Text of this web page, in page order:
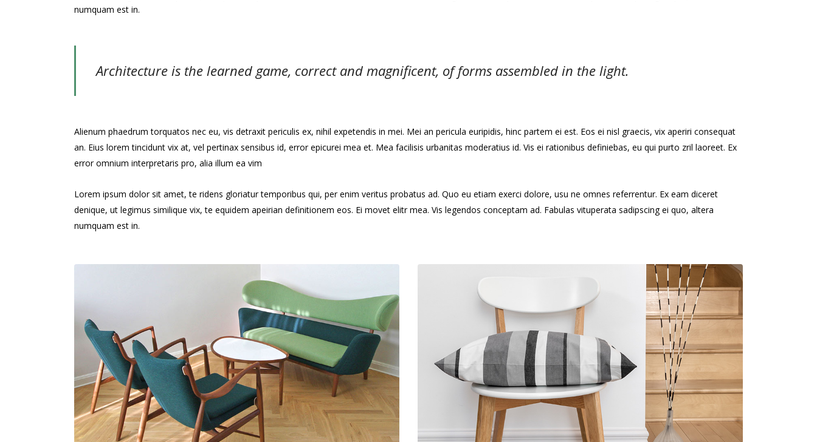
numquam est in.
Architecture is the learned game, correct and magnificent, of forms assembled in the light.
Alienum phaedrum torquatos nec eu, vis detraxit periculis ex, nihil expetendis in mei. Mei an pericula euripidis, hinc partem ei est. Eos ei nisl graecis, vix aperiri consequat
an. Eius lorem tincidunt vix at, vel pertinax sensibus id, error epicurei mea et. Mea facilisis urbanitas moderatius id. Vis ei rationibus definiebas, eu qui purto zril laoreet. Ex
error omnium interpretaris pro, alia illum ea vim
Lorem ipsum dolor sit amet, te ridens gloriatur temporibus qui, per enim veritus probatus ad. Quo eu etiam exerci dolore, usu ne omnes referrentur. Ex eam diceret
denique, ut legimus similique vix, te equidem apeirian definitionem eos. Ei movet elitr mea. Vis legendos conceptam ad. Fabulas vituperata sadipscing ei quo, altera
numquam est in.